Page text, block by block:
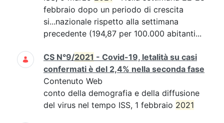
febbraio dopo un periodo di crescita
si...nazionale rispetto alla settimana
precedente (194,87 per 100.000 abitanti...
CS N°9/2021 - Covid-19, letalità su casi
confermati è del 2,4% nella seconda fase
Contenuto Web
conto della demografia e della diffusione
del virus nel tempo ISS, 1 febbraio 2021